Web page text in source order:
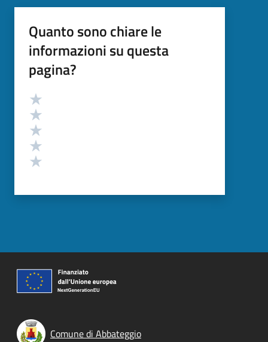
Quanto sono chiare le
informazioni su questa
pagina?
Valutazione
Comune di Abbateggio